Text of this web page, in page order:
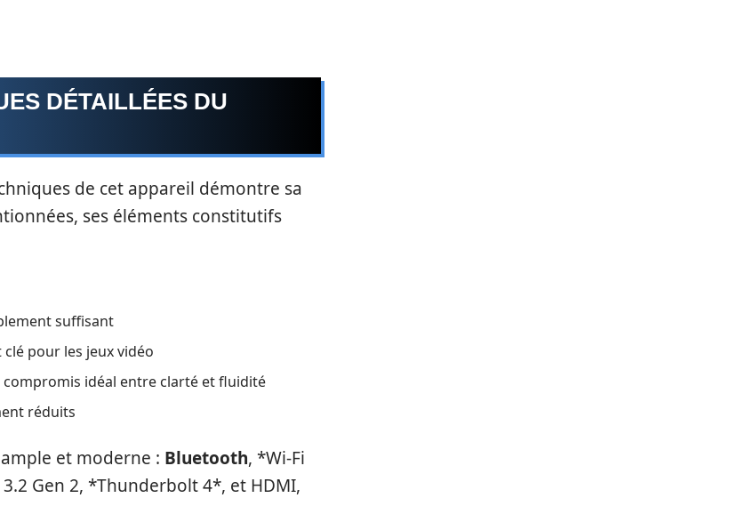
DÉTAILLÉES DU
de cet appareil démontre sa
ses éléments constitutifs
suffisant
clé pour les jeux vidéo
compromis idéal entre clarté et fluidité
réduits
et moderne : Bluetooth, *Wi-Fi
Gen 2, *Thunderbolt 4*, et HDMI,